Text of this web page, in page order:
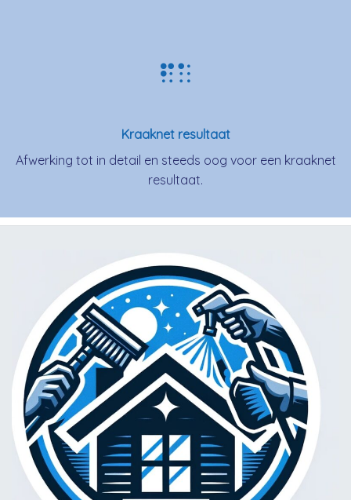
Kraaknet resultaat
Afwerking tot in detail en steeds oog voor een kraaknet
resultaat.